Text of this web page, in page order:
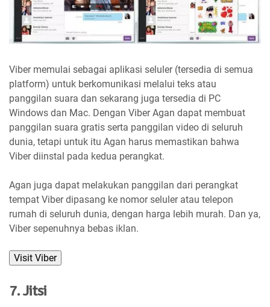
Viber memulai sebagai aplikasi seluler (tersedia di semua
platform) untuk berkomunikasi melalui teks atau
panggilan suara dan sekarang juga tersedia di PC
Windows dan Mac. Dengan Viber Agan dapat membuat
panggilan suara gratis serta panggilan video di seluruh
dunia, tetapi untuk itu Agan harus memastikan bahwa
Viber diinstal pada kedua perangkat.
Agan juga dapat melakukan panggilan dari perangkat
tempat Viber dipasang ke nomor seluler atau telepon
rumah di seluruh dunia, dengan harga lebih murah. Dan ya,
Viber sepenuhnya bebas iklan.
Visit Viber
7. Jitsi